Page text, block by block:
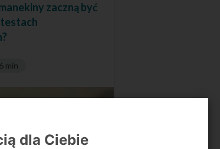
zaczną być
6 min
dla Ciebie